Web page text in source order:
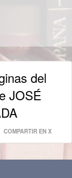
del
JOSÉ
COMPARTIR EN X